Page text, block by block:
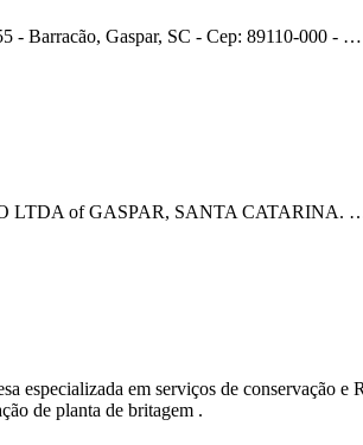
- Barracão, Gaspar, SC - Cep: 89110-000 - …
LTDA of GASPAR, SANTA CATARINA.
em serviços de conservação e
de planta de britagem .